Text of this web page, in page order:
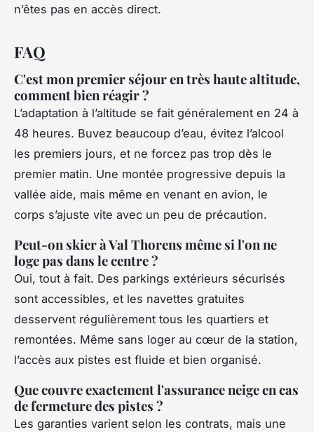
n’êtes pas en accès direct.
FAQ
C'est mon premier séjour en très haute altitude,
comment bien réagir ?
L’adaptation à l’altitude se fait généralement en 24 à
48 heures. Buvez beaucoup d’eau, évitez l’alcool
les premiers jours, et ne forcez pas trop dès le
premier matin. Une montée progressive depuis la
vallée aide, mais même en venant en avion, le
corps s’ajuste vite avec un peu de précaution.
Peut-on skier à Val Thorens même si l'on ne
loge pas dans le centre ?
Oui, tout à fait. Des parkings extérieurs sécurisés
sont accessibles, et les navettes gratuites
desservent régulièrement tous les quartiers et
remontées. Même sans loger au cœur de la station,
l’accès aux pistes est fluide et bien organisé.
Que couvre exactement l'assurance neige en cas
de fermeture des pistes ?
Les garanties varient selon les contrats, mais une